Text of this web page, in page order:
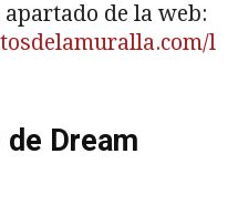
de la web:
l
Dream